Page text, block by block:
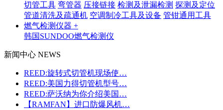
切管工具 弯管器 压接链接 检测及泄漏检测 探测及定位
管道清洗及疏通机 空调制冷工具及设备 管钳通用工具
燃气检测仪器 +
韩国SUNDOO燃气检测仪
新闻中心 NEWS
REED:旋转式切管机现场使…
REED:美国力得切管机型号…
REED:萨沃纳为你介绍美国…
【RAMFAN】进口防爆风机…